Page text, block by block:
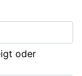
oder